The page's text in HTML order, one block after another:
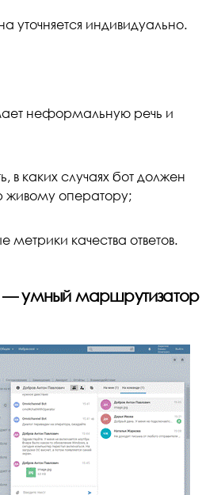
индивидуально.
неформальную речь и
в каких случаях бот должен
живому оператору;
метрики качества ответов.
— умный маршрутизатор